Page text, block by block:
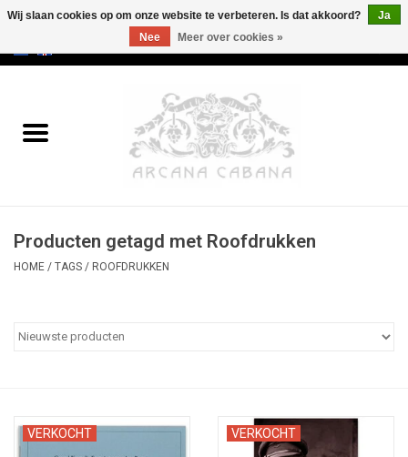
Oud & Zeldzaam
Erotica
Categorieën
Producten getagd met Roofdrukken
HOME / TAGS / ROOFDRUKKEN
VERKOCHT VERKOCHT
Wij slaan cookies op om onze website te verbeteren. Is dat akkoord?
Ja
Nee
Meer over cookies »